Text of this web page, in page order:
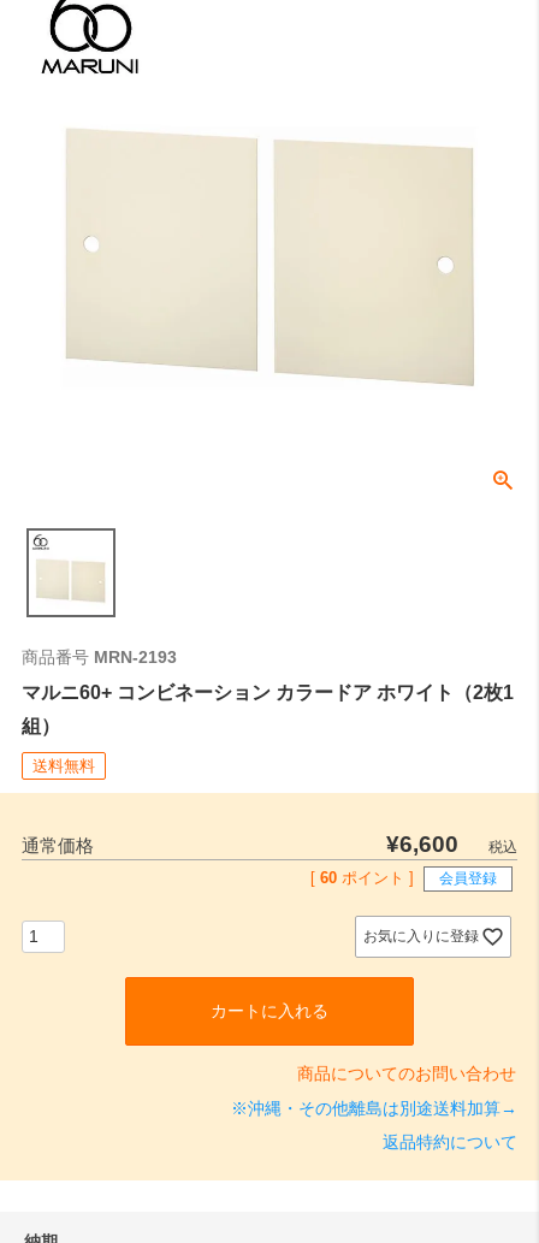
商品番号 MRN-2193
マルニ60+ コンビネーション カラードア ホワイト（2枚1
組）
送料無料
通常価格 ¥6,600
税込
60 ポイント ] 会員登録
お気に入りに登録
カートに入れる
商品についてのお問い合わせ
※沖縄・その他離島は別途送料加算→
返品特約について